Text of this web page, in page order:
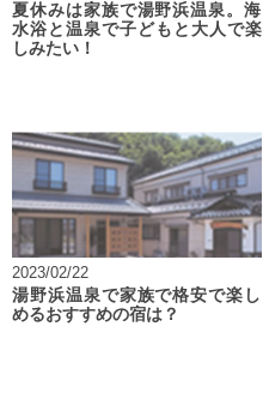
夏休みは家族で湯野浜温泉。海
水浴と温泉で子どもと大人で楽
しみたい！
2023/02/22
湯野浜温泉で家族で格安で楽し
めるおすすめの宿は？